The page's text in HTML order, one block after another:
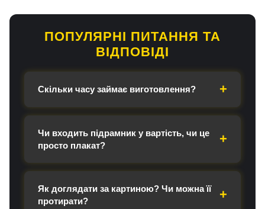
ПОПУЛЯРНІ ПИТАННЯ ТА
ВІДПОВІДІ
Скільки часу займає виготовлення?
Чи входить підрамник у вартість, чи це
просто плакат?
Як доглядати за картиною? Чи можна її
протирати?